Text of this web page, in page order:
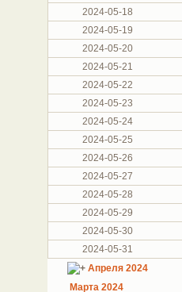
2024-05-18
2024-05-19
2024-05-20
2024-05-21
2024-05-22
2024-05-23
2024-05-24
2024-05-25
2024-05-26
2024-05-27
2024-05-28
2024-05-29
2024-05-30
2024-05-31
Апреля 2024
Марта 2024